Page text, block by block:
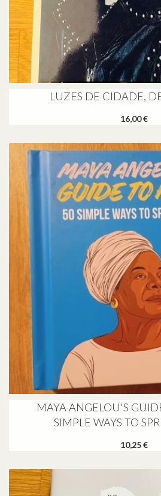
LUZES DE CIDADE,
16,00 €
MAYA ANGELOU'S
SIMPLE WAYS TO
10,25 €